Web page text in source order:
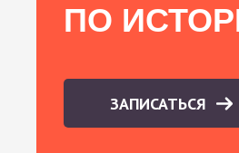
ПО
ЗАПИСАТЬСЯ